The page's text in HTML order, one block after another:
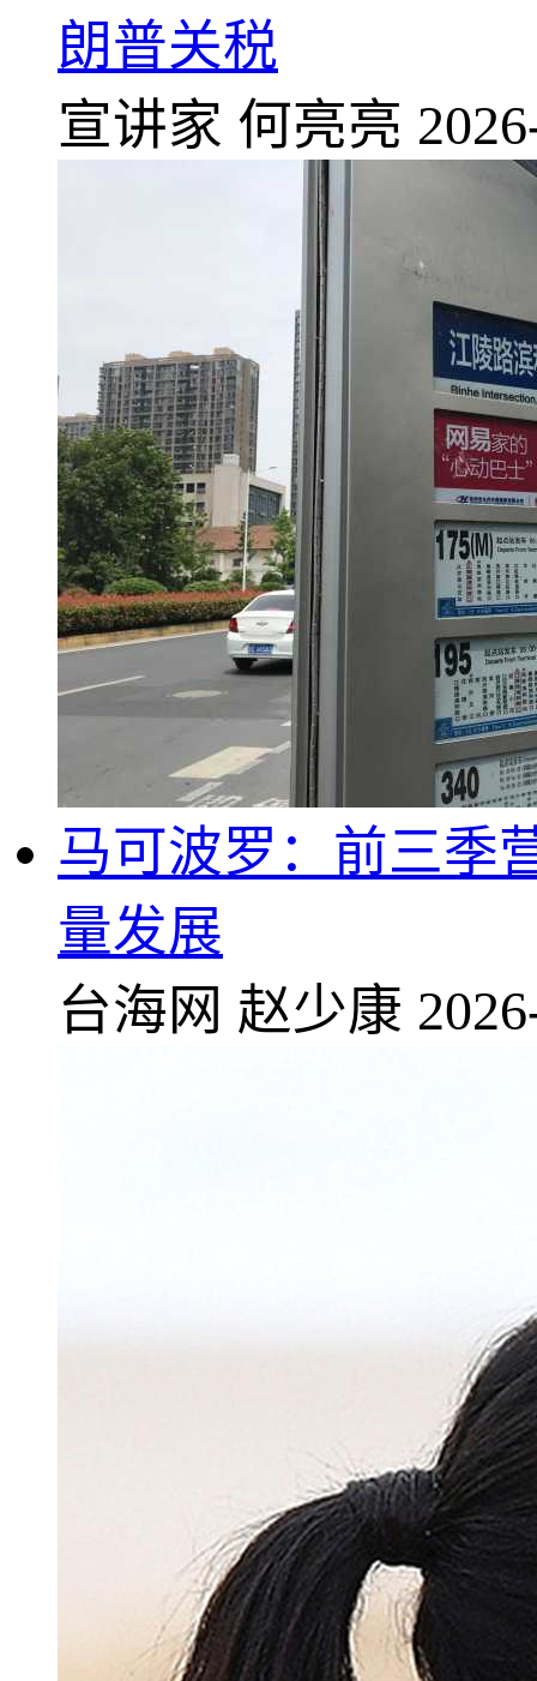
朗普关税
宣讲家 何亮亮
马可波罗：前三季
量发展
台海网 赵少康